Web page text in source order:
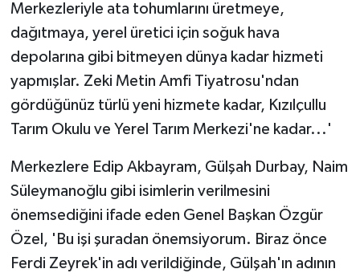
Merkezleriyle ata tohumlarını üretmeye,
dağıtmaya, yerel üretici için soğuk hava
depolarına gibi bitmeyen dünya kadar hizmeti
yapmışlar. Zeki Metin Amfi Tiyatrosu'ndan
gördüğünüz türlü yeni hizmete kadar, Kızılçullu
Tarım Okulu ve Yerel Tarım Merkezi'ne kadar...'
Merkezlere Edip Akbayram, Gülşah Durbay, Naim
Süleymanoğlu gibi isimlerin verilmesini
önemsediğini ifade eden Genel Başkan Özgür
Özel, 'Bu işi şuradan önemsiyorum. Biraz önce
Ferdi Zeyrek'in adı verildiğinde, Gülşah'ın adının